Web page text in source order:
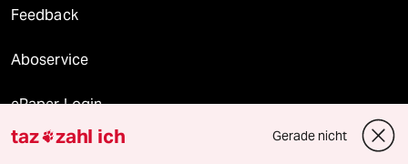
Feedback
Aboservice
ePaper Login
Downloads für Abonnierende
taz zahl ich Gerade nicht